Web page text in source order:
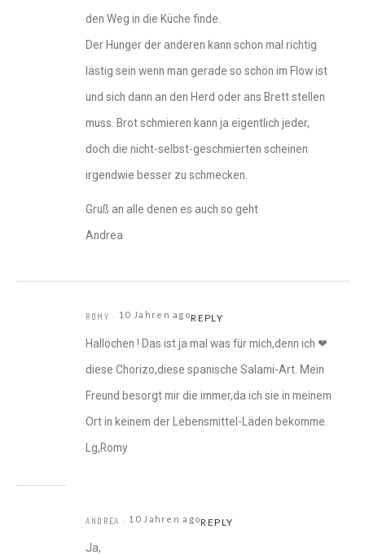
den Weg in die Küche finde.
Der Hunger der anderen kann schon mal richtig
lästig sein wenn man gerade so schön im Flow ist
und sich dann an den Herd oder ans Brett stellen
muss. Brot schmieren kann ja eigentlich jeder,
doch die nicht-selbst-geschmierten scheinen
irgendwie besser zu schmecken.
Gruß an alle denen es auch so geht
Andrea
ROMY 10 Jahren agoREPLY
Hallöchen ! Das ist ja mal was für mich,denn ich ❤
diese Chorizo,diese spanische Salami-Art. Mein
Freund besorgt mir die immer,da ich sie in meinem
Ort in keinem der Lebensmittel-Läden bekomme.
Lg,Romy
ANDREA 10 Jahren agoREPLY
Ja,